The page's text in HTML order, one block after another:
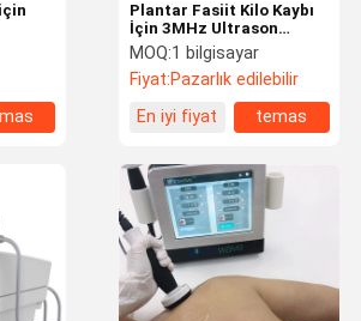
Plantar Fasiit Kilo Kaybı
İçin 3MHz Ultrason
Terapi Makinesi
MOQ:1 bilgisayar
Fiyat:Pazarlık edilebilir
En iyi fiyat
temas